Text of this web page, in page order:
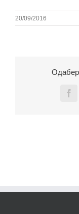
20/09/2016